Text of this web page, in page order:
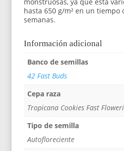
hasta 650 g/m² en un tiempo
semanas.
Información adicional
Banco de semillas
42 Fast Buds
Cepa raza
Tropicana Cookies Fast
Tipo de semilla
Autofloreciente